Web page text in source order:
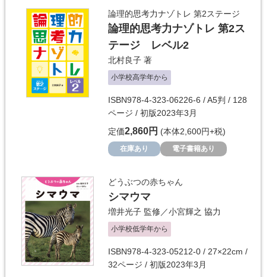
論理的思考力ナゾトレ 第2ステージ
論理的思考力ナゾトレ 第2ス
テージ レベル2
北村良子 著
小学校高学年から
ISBN978-4-323-06226-6 / A5判 / 128
ページ / 初版2023年3月
定価2,860円 (本体2,600円+税)
在庫あり 電子書籍あり
どうぶつの赤ちゃん
シマウマ
増井光子 監修／小宮輝之 協力
小学校低学年から
ISBN978-4-323-05212-0 / 27×22cm /
32ページ / 初版2023年3月